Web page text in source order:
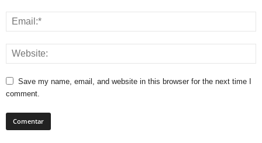
Save my name, email, and website in this browser for the next time I
comment.